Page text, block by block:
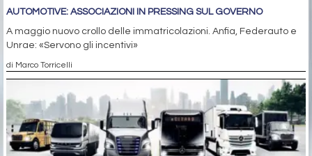
AUTOMOTIVE: ASSOCIAZIONI IN PRESSING SUL GOVERNO
A maggio nuovo crollo delle immatricolazioni. Anfia, Federauto e
Unrae: «Servono gli incentivi»
di Marco Torricelli